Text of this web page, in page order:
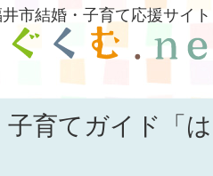
市結婚・子育て応援サイト
子育てガイド「